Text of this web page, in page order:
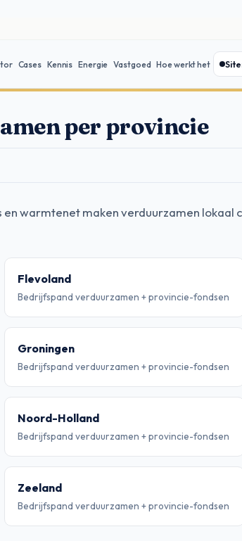
Cases Kennis Energie Vastgoed Hoe werkt het
per provincie
en warmtenet maken verduurzamen lokaal
Flevoland
Bedrijfspand verduurzamen + provincie-fondsen
Groningen
Bedrijfspand verduurzamen + provincie-fondsen
Noord-Holland
Bedrijfspand verduurzamen + provincie-fondsen
Zeeland
Bedrijfspand verduurzamen + provincie-fondsen